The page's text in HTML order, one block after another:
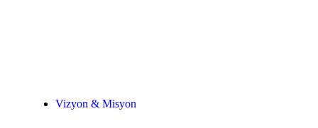
Vizyon & Misyon